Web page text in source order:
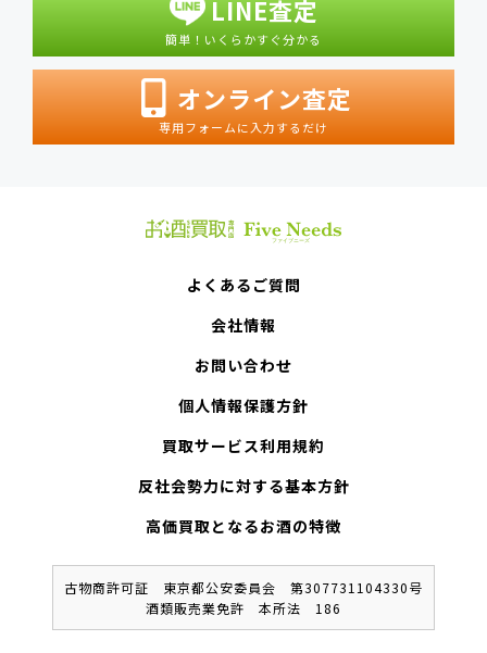
LINE査定
簡単！いくらかすぐ分かる
オンライン査定
専用フォームに入力するだけ
よくあるご質問
会社情報
お問い合わせ
個人情報保護方針
買取サービス利用規約
反社会勢力に対する基本方針
高価買取となるお酒の特徴
古物商許可証 東京都公安委員会 第307731104330号
酒類販売業免許 本所法 186